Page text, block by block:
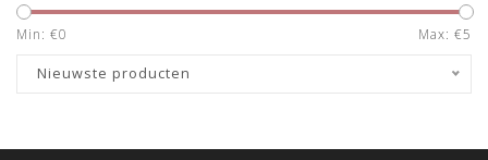
Min: €0 Max: €5
Nieuwste producten